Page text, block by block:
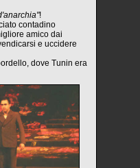
!
contadino
amico dai
e uccidere
dove Tunin era